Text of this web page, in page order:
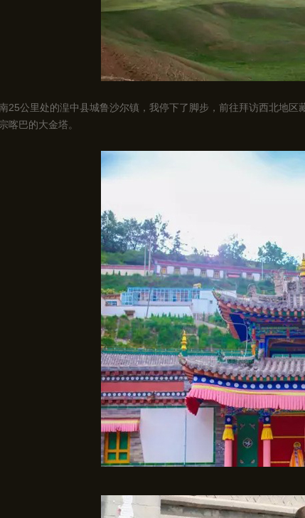
25公里处的湟中县城鲁沙尔镇，我停下了脚步，前往拜访西北地
喀巴的大金塔。